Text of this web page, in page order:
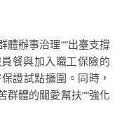
體辦事治理”“出臺支撐
餐與加入職工保險的
證試點擴圍。同時，
群體的關愛幫扶”“強化